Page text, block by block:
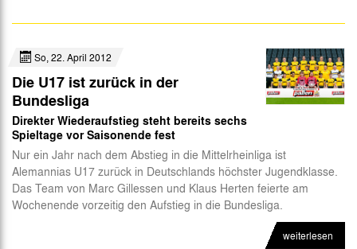
So, 22. April 2012
Die U17 ist zurück in der
Bundesliga
Direkter Wiederaufstieg steht bereits sechs
Spieltage vor Saisonende fest
Nur ein Jahr nach dem Abstieg in die Mittelrheinliga ist
Alemannias U17 zurück in Deutschlands höchster Jugendklasse.
Das Team von Marc Gillessen und Klaus Herten feierte am
Wochenende vorzeitig den Aufstieg in die Bundesliga.
weiterlesen